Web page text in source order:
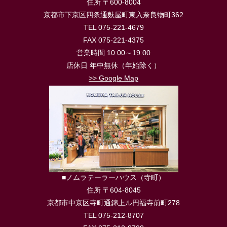
住所 〒600-8004
京都市下京区四条通麩屋町東入奈良物町362
TEL 075-221-4679
FAX 075-221-4375
営業時間 10:00～19:00
店休日 年中無休（年始除く）
>> Google Map
■ノムラテーラーハウス（寺町）
住所 〒604-8045
京都市中京区寺町通錦上ル円福寺前町278
TEL 075-212-8707